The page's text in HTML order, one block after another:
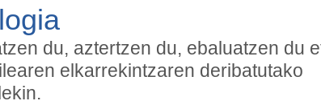
du, aztertzen du, ebaluatzen du
elkarrekintzaren deribatutako